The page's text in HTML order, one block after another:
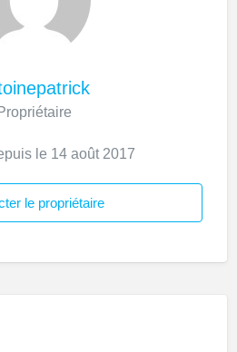
Propriétaire
le 14 août 2017
le propriétaire